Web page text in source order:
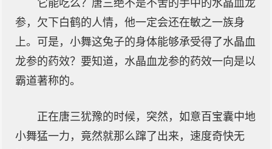
它能吃么？唐三绝不是不舍的手中的水晶血龙
参，欠下白鹤的人情，他一定会还在敏之一族身
上。可是，小舞这兔子的身体能够承受得了水晶血
龙参的药效？要知道，水晶血龙参的药效一向是以
霸道著称的。
正在唐三犹豫的时候，突然，如意百宝囊中地
小舞猛一力，竟然就那么蹿了出来，速度奇快无